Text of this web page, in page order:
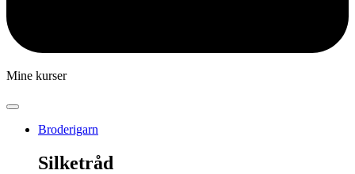
Mine kurser
Broderigarn
Silketråd